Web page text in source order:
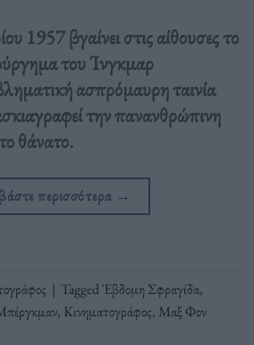
1957 βγαίνει στις αίθουσες το
του Ίνγκμαρ
ασπρόμαυρη ταινία
την πανανθρώπινη
θάνατο.
περισσότερα →
| TaggedΈβδομη Σφραγίδα,
, Κινηματογράφος, Μαξ Φον